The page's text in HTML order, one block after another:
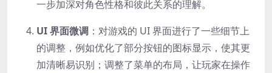
一步加深对角色性格和彼此关系的理解。
UI 界面微调 ：对游戏的 UI 界面进行了一些细节上
的调整，例如优化了部分按钮的图标显示，使其更
加清晰易识别；调整了菜单的布局，让玩家在操作